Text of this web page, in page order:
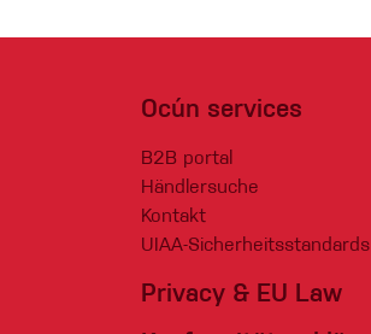
Ocún services
B2B portal
Händlersuche
Kontakt
UIAA-Sicherheitsstandards
Privacy & EU Law